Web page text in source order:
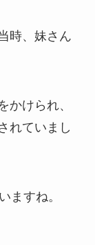
時、妹さん
かけられ、
れていまし
ますね。